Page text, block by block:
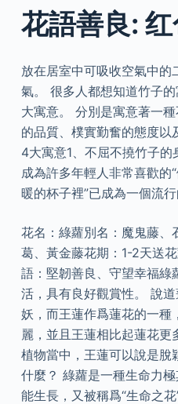
花語善良:
放在居室中可吸收空氣中的
氣。 很多人都想知道竹子
大寓意。 分別是寓意著一
的品質、樸實勤奮的態度
4大寓意1、不屈不撓竹子
成為許多年輕人非常喜歡的
暖的杯子裡”已成為一個流行
花名：綠蘿別名：魔鬼藤、
葛、黃金藤花期：1-2天送
語：堅韌善良、守望幸福綠
活，具有良好觀賞性。 說
妖，而王蓮作爲蓮花的一種
麗，並且王蓮相比起蓮花
植物當中，王蓮可以說是脫
什麼？ 綠蘿是一種生命力
能生長，又被稱爲“生命之花”